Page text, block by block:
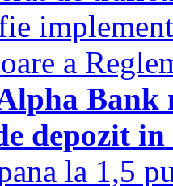
a
Bank
depozit
la 1,5